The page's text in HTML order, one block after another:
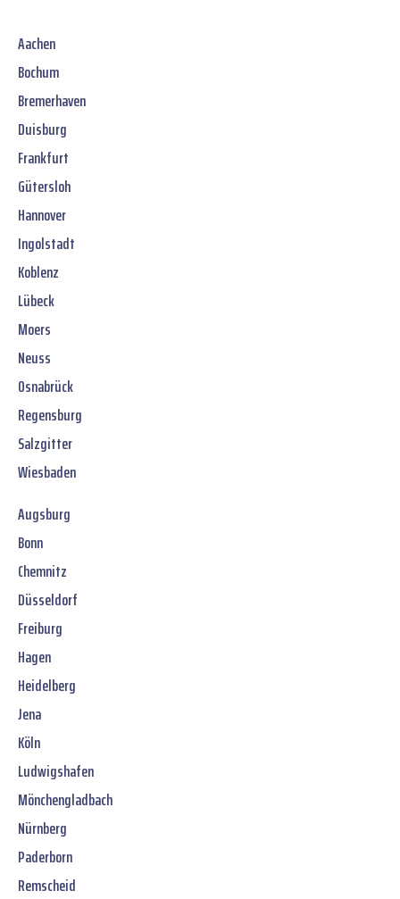
Aachen
Bochum
Bremerhaven
Duisburg
Frankfurt
Gütersloh
Hannover
Ingolstadt
Koblenz
Lübeck
Moers
Neuss
Osnabrück
Regensburg
Salzgitter
Wiesbaden
Augsburg
Bonn
Chemnitz
Düsseldorf
Freiburg
Hagen
Heidelberg
Jena
Köln
Ludwigshafen
Mönchengladbach
Nürnberg
Paderborn
Remscheid